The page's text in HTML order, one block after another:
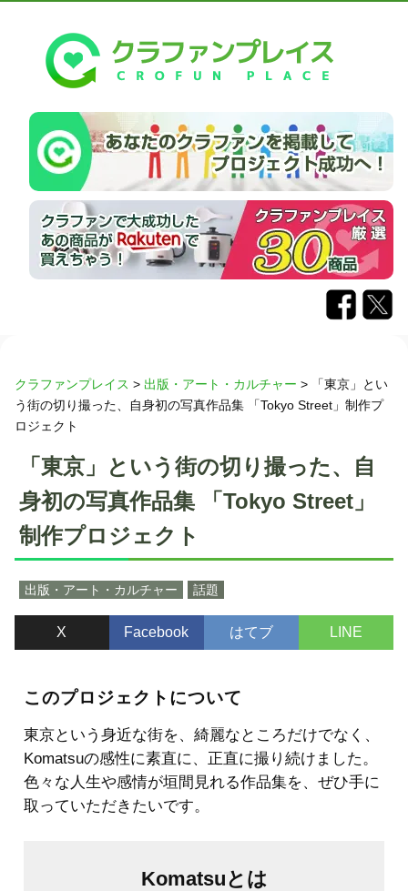
クラファンプレイス > 出版・アート・カルチャー >
「東京」とい
う街の切り撮った、自身初の写真作品集 「Tokyo Street」制作プ
ロジェクト
「東京」という街の切り撮った、自
身初の写真作品集 「Tokyo Street」
制作プロジェクト
出版・アート・カルチャー 話題
X Facebook はてブ LINE
このプロジェクトについて
東京という身近な街を、綺麗なところだけでなく、
Komatsuの感性に素直に、正直に撮り続けました。
色々な人生や感情が垣間見れる作品集を、ぜひ手に
取っていただきたいです。
Komatsuとは